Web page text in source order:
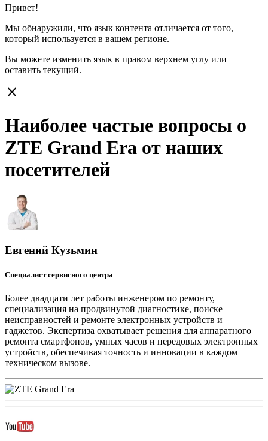
Привет!
Мы обнаружили, что язык контента отличается от того,
который используется в вашем регионе.
Вы можете изменить язык в правом верхнем углу или
оставить текущий.
close
Наиболее частые вопросы о
ZTE Grand Era от наших
посетителей
Евгений Кузьмин
Специалист сервисного центра
Более двадцати лет работы инженером по ремонту,
специализация на продвинутой диагностике, поиске
неисправностей и ремонте электронных устройств и
гаджетов. Экспертиза охватывает решения для аппаратного
ремонта смартфонов, умных часов и передовых электронных
устройств, обеспечивая точность и инновации в каждом
техническом вызове.